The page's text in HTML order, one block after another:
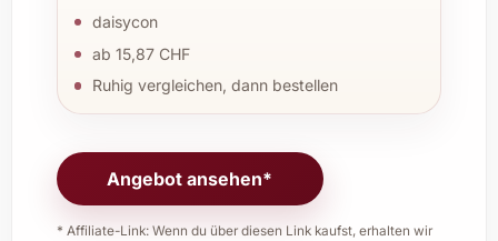
daisycon
ab 15,87 CHF
Ruhig vergleichen, dann bestellen
Angebot ansehen*
* Affiliate-Link: Wenn du über diesen Link kaufst, erhalten wir